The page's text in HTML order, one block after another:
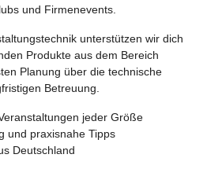
und Firmenevents.
unterstützen wir dich
Produkte aus dem Bereich
Planung über die technische
Betreuung.
jeder Größe
und praxisnahe Tipps
Deutschland